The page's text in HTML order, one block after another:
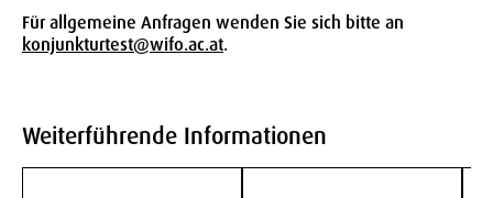
Für allgemeine Anfragen wenden Sie sich bitte an
konjunkturtest@wifo.ac.at.
Weiterführende Informationen